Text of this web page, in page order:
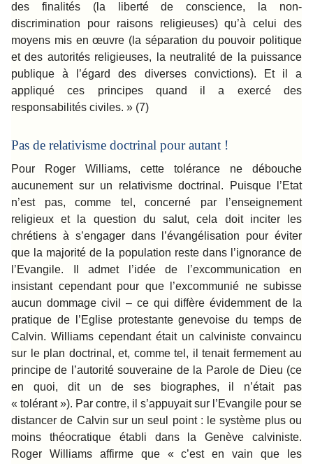
des finalités (la liberté de conscience, la non-
discrimination pour raisons religieuses) qu’à celui des
moyens mis en œuvre (la séparation du pouvoir politique
et des autorités religieuses, la neutralité de la puissance
publique à l’égard des diverses convictions). Et il a
appliqué ces principes quand il a exercé des
responsabilités civiles. » (7)
Pas de relativisme doctrinal pour autant !
Pour Roger Williams, cette tolérance ne débouche
aucunement sur un relativisme doctrinal. Puisque l’Etat
n’est pas, comme tel, concerné par l’enseignement
religieux et la question du salut, cela doit inciter les
chrétiens à s’engager dans l’évangélisation pour éviter
que la majorité de la population reste dans l’ignorance de
l’Evangile. Il admet l’idée de l’excommunication en
insistant cependant pour que l’excommunié ne subisse
aucun dommage civil – ce qui diffère évidemment de la
pratique de l’Eglise protestante genevoise du temps de
Calvin. Williams cependant était un calviniste convaincu
sur le plan doctrinal, et, comme tel, il tenait fermement au
principe de l’autorité souveraine de la Parole de Dieu (ce
en quoi, dit un de ses biographes, il n’était pas
« tolérant »). Par contre, il s’appuyait sur l’Evangile pour se
distancer de Calvin sur un seul point : le système plus ou
moins théocratique établi dans la Genève calviniste.
Roger Williams affirme que « c’est en vain que les